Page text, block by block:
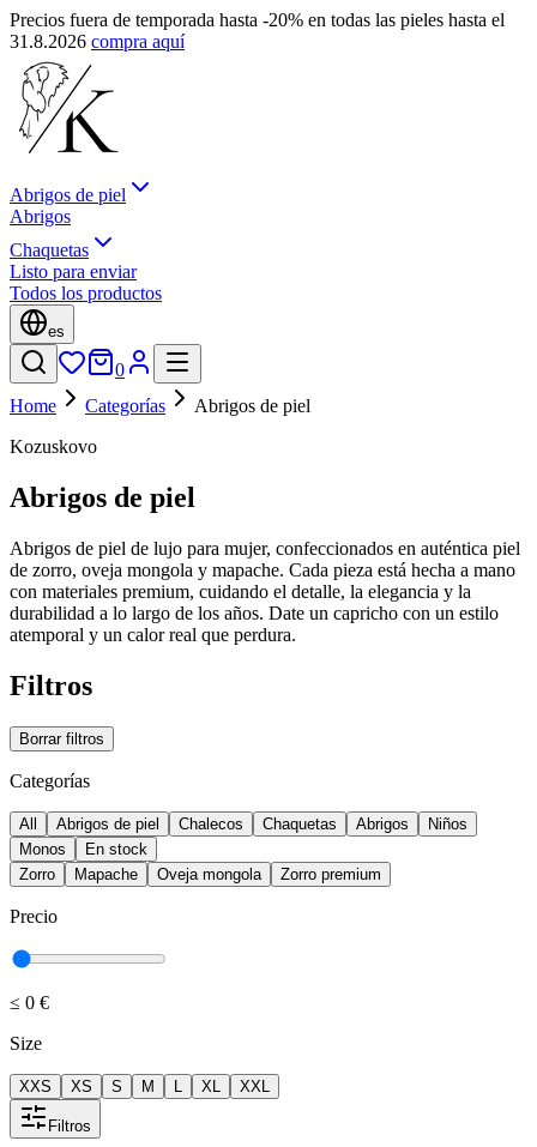
Precios fuera de temporada hasta -20% en todas las pieles hasta el
31.8.2026 compra aquí
Abrigos de piel
Abrigos
Chaquetas
Listo para enviar
Todos los productos
es
0
Home
Categorías
Abrigos de piel
Kozuskovo
Abrigos de piel
Abrigos de piel de lujo para mujer, confeccionados en auténtica piel
de zorro, oveja mongola y mapache. Cada pieza está hecha a mano
con materiales premium, cuidando el detalle, la elegancia y la
durabilidad a lo largo de los años. Date un capricho con un estilo
atemporal y un calor real que perdura.
Filtros
Borrar filtros
Categorías
All Abrigos de piel Chalecos Chaquetas Abrigos
Niños
Monos
En stock
Zorro
Mapache Oveja mongola Zorro premium
Precio
≤ 0 €
Size
XXS XS S M L XL XXL
Filtros